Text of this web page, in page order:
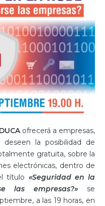
ofrecerá a empresas,
la posibilidad de
gratuita, sobre la
electrónicas, dentro de
título «Seguridad en la
las empresas?» se
a las 19 horas, en